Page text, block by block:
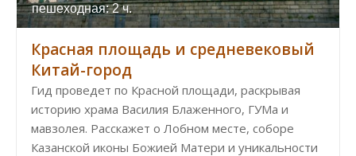
пешеходная: 2 ч.
Красная площадь и средневековый
Китай-город
Гид проведет по Красной площади, раскрывая
историю храма Василия Блаженного, ГУМа и
мавзолея. Расскажет о Лобном месте, соборе
Казанской иконы Божией Матери и уникальности